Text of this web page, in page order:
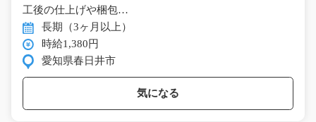
工後の仕上げや梱包…
長期（3ヶ月以上）
時給1,380円
愛知県春日井市
気になる